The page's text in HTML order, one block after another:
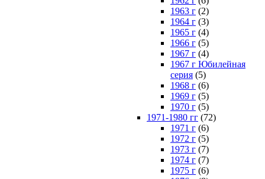
1963 г (2)
1964 г (3)
1965 г (4)
1966 г (5)
1967 г (4)
1967 г Юбилейная
серия (5)
1968 г (6)
1969 г (5)
1970 г (5)
1971-1980 гг (72)
1971 г (6)
1972 г (5)
1973 г (7)
1974 г (7)
1975 г (6)